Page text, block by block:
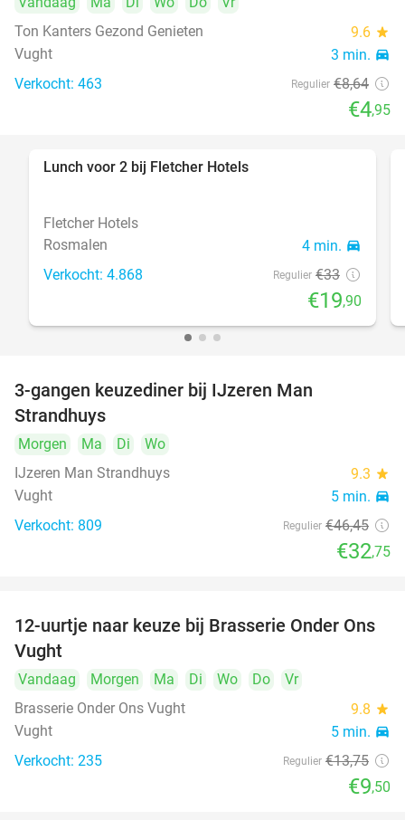
Ton Kanters Gezond Genieten
9.6 star
Vught 3 min. directions_car
Verkocht: 463 Regulier €8,64
€4,95
Lunch voor 2 bij Fletcher Hotels
Fletcher Hotels
Rosmalen
4 min. directions_car
Verkocht: 4.868 Regulier €33
€19,90
3-gangen keuzediner bij IJzeren Man
Strandhuys
Morgen Ma Di
Wo
IJzeren Man Strandhuys
9.3 star
Vught 5 min. directions_car
Verkocht: 809 Regulier €46,45
€32,75
31%
12-uurtje naar keuze bij Brasserie Onder Ons
Vught
Vandaag Morgen Ma Di Wo Do
Vr
Brasserie Onder Ons Vught
9.8 star
Vught 5 min. directions_car
Verkocht: 235 Regulier €13,75
€9,50